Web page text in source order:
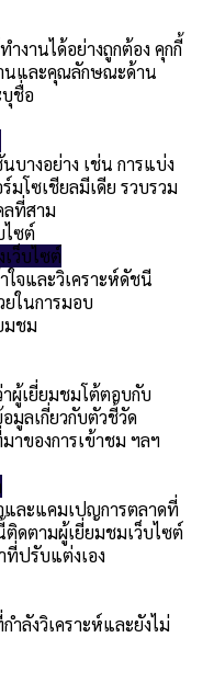
งานได้อย่างถูกต้อง คุกกี้
นและคุณลักษณะด้าน
ชื่อ
บางอย่าง เช่น การแบ่ง
โซเชียลมีเดีย รวบรวม
ที่สาม
ไซต์
ว็บไซต์
จและวิเคราะห์ดัชนี
ในการมอบ
มชม
าผู้เยี่ยมชมโต้ตอบกับ
มูลเกี่ยวกับตัวชี้วัด
าของการเข้าชม ฯลฯ
ละแคมเปญการตลาดที่
ติดตามผู้เยี่ยมชมเว็บไซต์
ปรับแต่งเอง
ลังวิเคราะห์และยังไม่